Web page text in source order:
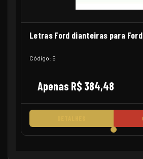
Letras Ford dianteiras para Ford
Código: 5
Apenas R$ 384,48